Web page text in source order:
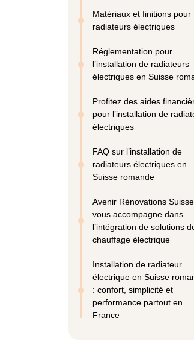
Matériaux et finitions pour
radiateurs électriques
Réglementation pour
l’installation de radiateurs
électriques en Suisse
Profitez des aides
pour l’installation de
électriques
FAQ sur l’installation de
radiateurs électriques en
Suisse romande
Avenir Rénovations Suisse
vous accompagne dans
l’intégration de solutions
chauffage électrique
Installation de radiateur
électrique en Suisse
: confort, simplicité et
performance partout en
France